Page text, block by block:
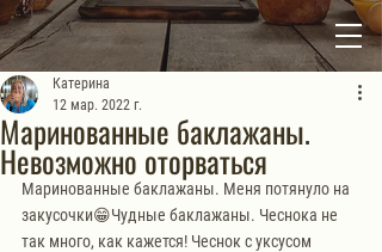
Маринованные баклажаны.
Невозможно оторваться
Катерина
12 мар. 2022 г.
Маринованные баклажаны. Меня потянуло на
закусочки😁Чудные баклажаны. Чеснока не
так много, как кажется! Чеснок с уксусом